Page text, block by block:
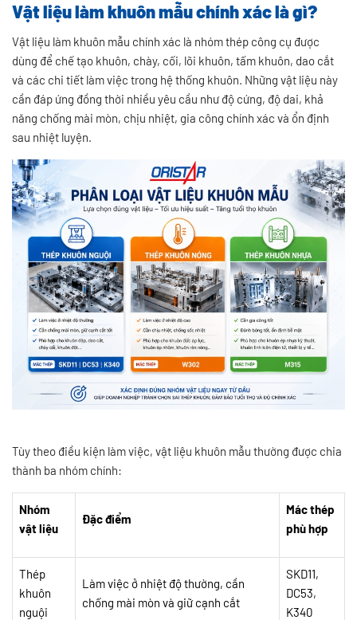
Vật liệu làm khuôn mẫu chính xác là gì?
Vật liệu làm khuôn mẫu chính xác là nhóm thép công cụ được
dùng để chế tạo khuôn, chày, cối, lõi khuôn, tấm khuôn, dao cắt
và các chi tiết làm việc trong hệ thống khuôn. Những vật liệu này
cần đáp ứng đồng thời nhiều yêu cầu như độ cứng, độ dai, khả
năng chống mài mòn, chịu nhiệt, gia công chính xác và ổn định
sau nhiệt luyện.
Tùy theo điều kiện làm việc, vật liệu khuôn mẫu thường được chia
thành ba nhóm chính:
Nhóm
vật liệu
Đặc điểm
Mác thép
phù hợp
Thép
khuôn
nguội
Làm việc ở nhiệt độ thường, cần
chống mài mòn và giữ cạnh cắt
SKD11,
DC53,
K340